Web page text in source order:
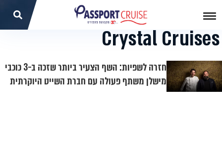
Crystal Cruises
חזרה לשפיות: השף הצעיר ביותר שזכה ב-3 כוכבי
מישלן משתף פעולה עם חברת השייט היוקרתית